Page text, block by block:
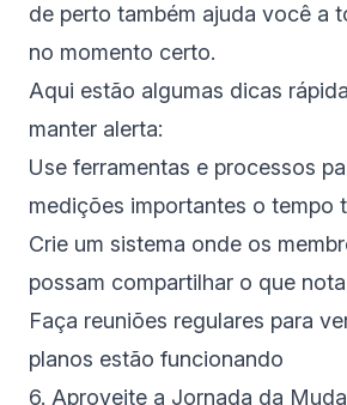
de perto também ajuda você a
no momento certo.
Aqui estão algumas dicas
manter alerta:
Use ferramentas e processos
medições importantes o tempo
Crie um sistema onde os
possam compartilhar o que
Faça reuniões regulares para
planos estão funcionando
6. Aproveite a Jornada da